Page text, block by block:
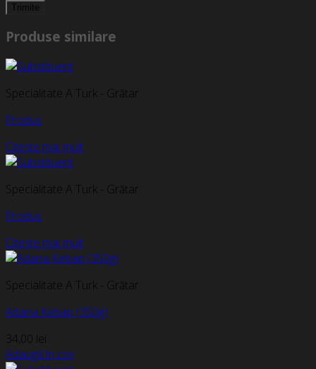
Produse similare
Specialitate A Turk - Grătar
Produs
Citește mai mult
Specialitate A Turk - Grătar
Produs
Citește mai mult
Specialitate A Turk - Grătar
Adana Kebap (350g)
34,00 lei
Adaugă în coș